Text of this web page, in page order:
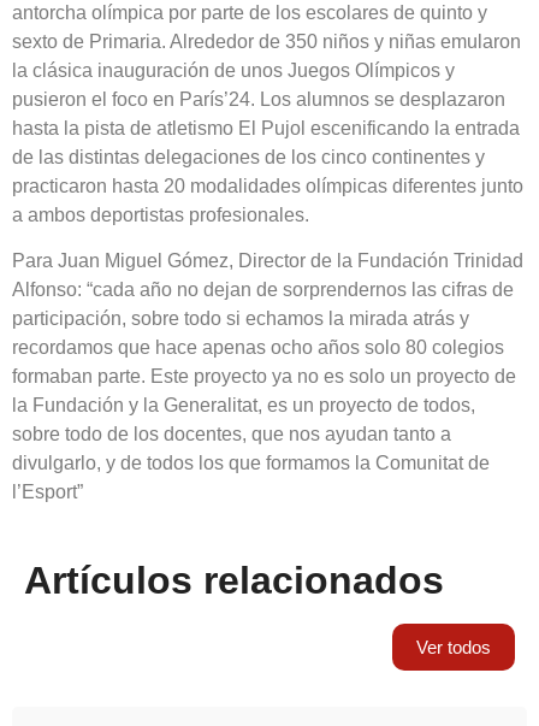
antorcha olímpica por parte de los escolares de quinto y
sexto de Primaria. Alrededor de 350 niños y niñas emularon
la clásica inauguración de unos Juegos Olímpicos y
pusieron el foco en París’24. Los alumnos se desplazaron
hasta la pista de atletismo El Pujol escenificando la entrada
de las distintas delegaciones de los cinco continentes y
practicaron hasta 20 modalidades olímpicas diferentes junto
a ambos deportistas profesionales.
Para Juan Miguel Gómez, Director de la Fundación Trinidad
Alfonso: “cada año no dejan de sorprendernos las cifras de
participación, sobre todo si echamos la mirada atrás y
recordamos que hace apenas ocho años solo 80 colegios
formaban parte. Este proyecto ya no es solo un proyecto de
la Fundación y la Generalitat, es un proyecto de todos,
sobre todo de los docentes, que nos ayudan tanto a
divulgarlo, y de todos los que formamos la Comunitat de
l’Esport”
Artículos relacionados
Ver todos